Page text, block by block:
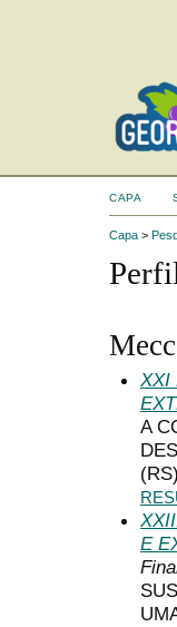
CAPA
Capa >
XXI
A
(RS)
E